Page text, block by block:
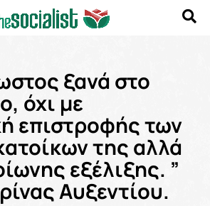
ξανά στο
όχι με
επιστροφής των
της αλλά
εξέλιξης. ”
Αυξεντίου.